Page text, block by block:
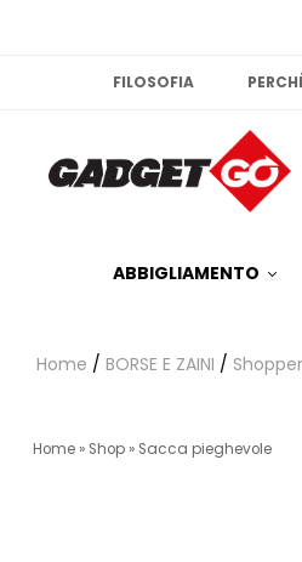
FILOSOFIA
ABBIGLIAMENTO
Home / BORSE E ZAINI /
Home » Shop » Sacca pieghevole